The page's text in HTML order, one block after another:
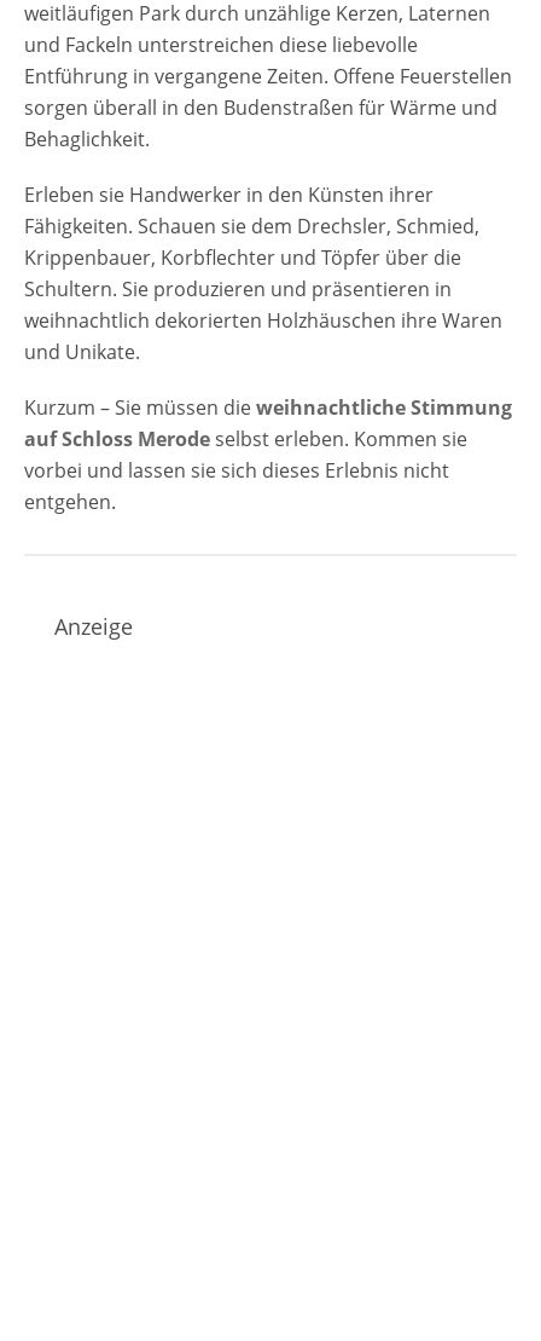
weitläufigen Park durch unzählige Kerzen, Laternen
und Fackeln unterstreichen diese liebevolle
Entführung in vergangene Zeiten. Offene Feuerstellen
sorgen überall in den Budenstraßen für Wärme und
Behaglichkeit.
Erleben sie Handwerker in den Künsten ihrer
Fähigkeiten. Schauen sie dem Drechsler, Schmied,
Krippenbauer, Korbflechter und Töpfer über die
Schultern. Sie produzieren und präsentieren in
weihnachtlich dekorierten Holzhäuschen ihre Waren
und Unikate.
Kurzum – Sie müssen dieweihnachtliche Stimmung
auf Schloss Merodeselbst erleben. Kommen sie
vorbei und lassen sie sich dieses Erlebnis nicht
entgehen.
Anzeige